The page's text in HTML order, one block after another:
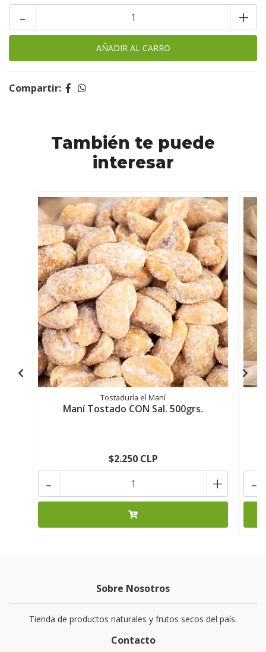
+
-
Compartir:
También te puede
interesar
Tostaduría el Maní
Maní Tostado CON Sal. 500grs.
$2.250 CLP
+
- -
Sobre Nosotros
Tienda de productos naturales y frutos secos del país.
Contacto